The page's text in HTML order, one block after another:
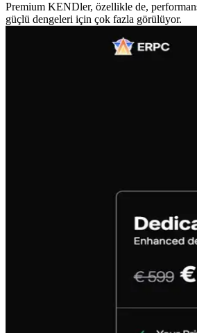
Premium KENDler, özellikle de,
güçlü dengeleri için çok fazla görülüyor.